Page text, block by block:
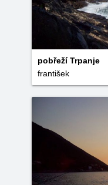
pobřeží Trpanje
františek